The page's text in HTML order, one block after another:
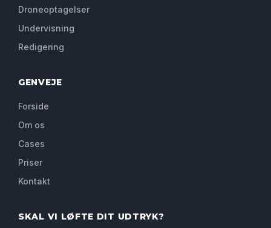
Droneoptagelser
Undervisning
Redigering
GENVEJE
Forside
Om os
Cases
Priser
Kontakt
SKAL VI LØFTE DIT UDTRYK?